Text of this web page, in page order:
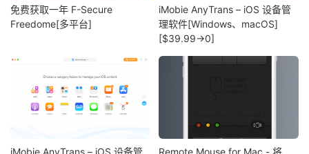
免费获取一年 F-Secure
Freedome[多平台]
iMobie AnyTrans – iOS 设备管
理软件[Windows、macOS]
[$39.99→0]
iMobie AnyTrans – iOS 设备管
Remote Mouse for Mac - 将